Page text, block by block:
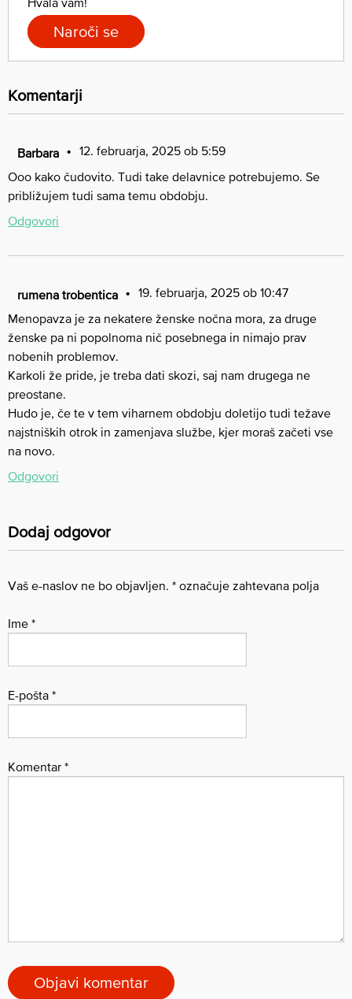
Naroči se
Komentarji
Barbara
12. februarja, 2025 ob 5:59
Ooo kako čudovito. Tudi take delavnice potrebujemo. Se
približujem tudi sama temu obdobju.
Odgovori
rumena trobentica
19. februarja, 2025 ob 10:47
Menopavza je za nekatere ženske nočna mora, za druge
ženske pa ni popolnoma nič posebnega in nimajo prav
nobenih problemov.
Karkoli že pride, je treba dati skozi, saj nam drugega ne
preostane.
Hudo je, če te v tem viharnem obdobju doletijo tudi težave
najstniških otrok in zamenjava službe, kjer moraš začeti vse
na novo.
Odgovori
Dodaj odgovor
Vaš e-naslov ne bo objavljen. * označuje zahtevana polja
Ime *
E-pošta *
Komentar *